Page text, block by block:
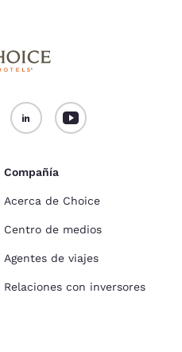
Compañía
Acerca de Choice
Centro de medios
Agentes de viajes
Relaciones con inversores